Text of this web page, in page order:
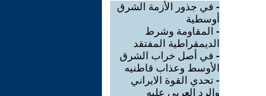
- في جذور الأزمة الشرق
أوسطية
- المقاومة وشرط
الديمقراطية المفتقد
- في أصل خراب الشرق
الأوسط وعذاب قاطنيه
- تحدي القوة الايراني
والرد العربي عليه